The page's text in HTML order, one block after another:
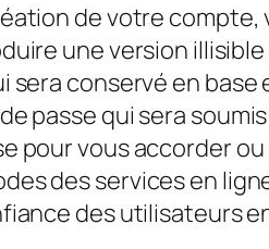
de votre
une version
sera conservé en
passe qui sera
pour vous accorder
des services en
des utilisateurs